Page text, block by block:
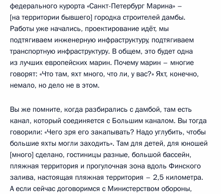
федерального курорта «Санкт-Петербург Марина» –
[на территории бывшего] городка строителей дамбы.
Работы уже начались, проектирование идёт, мы
подтягиваем инженерную инфраструктуру, подтягиваем
транспортную инфраструктуру. В общем, это будет одна
из лучших европейских марин. Почему марин – многие
говорят: «Что там, яхт много, что ли, у вас?» Яхт, конечно,
немало, но дело не в этом.
Вы же помните, когда разбирались с дамбой, там есть
канал, который соединяется с Большим каналом. Вы тогда
говорили: «Чего зря его закапывать? Надо углубить, чтобы
большие яхты могли заходить». Там для детей, для юношей
[много] сделано, гостиницы разные, большой бассейн,
пляжная территория и прогулочная зона вдоль Финского
залива, настоящая пляжная территория – 2,5 километра.
А если сейчас договоримся с Министерством обороны,